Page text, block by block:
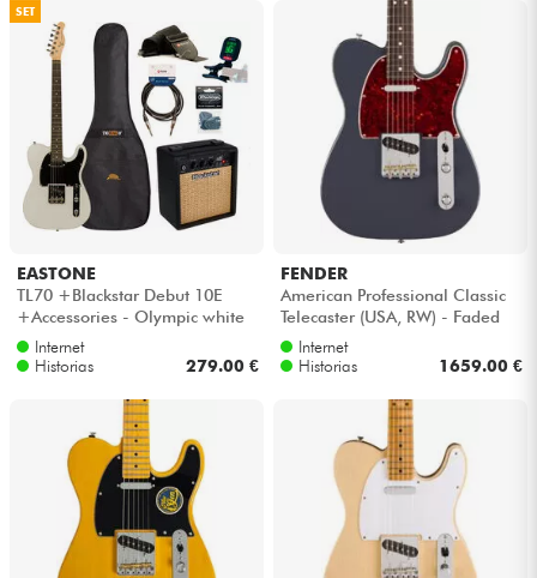
SET
EASTONE
TL70 +Blackstar Debut 10E
+Accessories - Olympic white
Internet
Historias
279.00 €
FENDER
American Professional Classic
Telecaster (USA, RW) - Faded
blackInternet
Historias
1659.00 €